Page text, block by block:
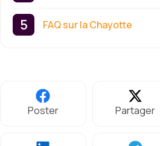
FAQ sur la Chayotte
Poster Partager